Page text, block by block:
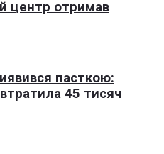
центр отримав
пасткою:
45 тисяч